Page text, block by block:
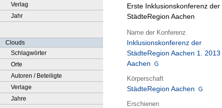
Verlag
Jahr
Clouds
Schlagwörter
Orte
Autoren / Beteiligte
Verlage
Jahre
Erste Inklusionskonferenz der
StädteRegion Aachen
Name der Konferenz
Inklusionskonferenz der
StädteRegion Aachen 1. 2013
Aachen
Körperschaft
StädteRegion Aachen
Erschienen